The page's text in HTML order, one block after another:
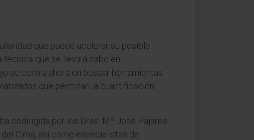
que puede acelerar su posible
técnica que se lleva a cabo en
se centra ahora en buscar herramientas
que permitan la cuantificación
codirigida por los Dres. Mª José Pajares
Cima, así como especialistas de